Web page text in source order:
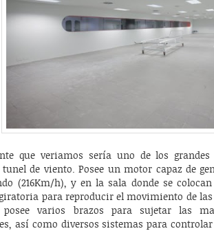
que veriamos sería uno de los
tunel de viento. Posee un motor capaz de
(216Km/h), y en la sala donde se
para reproducir el movimiento de
posee varios brazos para sujetar las
así como diversos sistemas para